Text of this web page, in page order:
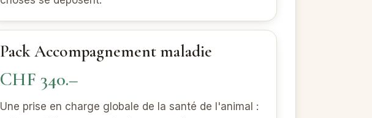
Pack Accompagnement maladie
CHF 340.–
Une prise en charge globale de la santé de l'animal :